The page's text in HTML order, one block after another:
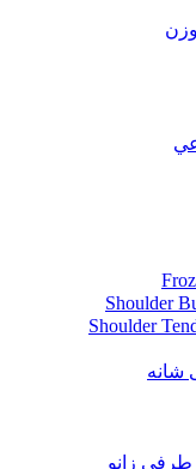
شانه
زانو